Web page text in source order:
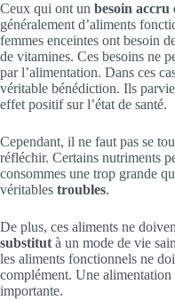
Ceux qui ont un besoin accru
généralement d’aliments
femmes enceintes ont besoin
de vitamines. Ces besoins ne
par l’alimentation. Dans ces
véritable bénédiction. Ils
effet positif sur l’état de santé.
Cependant, il ne faut pas se
réfléchir. Certains nutriments
consommes une trop grande
véritables troubles.
De plus, ces aliments ne
substitut à un mode de vie
les aliments fonctionnels ne
complément. Une
importante.